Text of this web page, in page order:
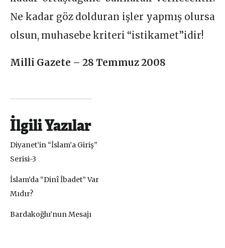
Ne kadar göz dolduran işler yapmış olursa
olsun, muhasebe kriteri “istikamet”idir!
Milli Gazete – 28 Temmuz 2008
İlgili Yazılar
Diyanet’in “İslam’a Giriş”
Serisi-3
İslam’da “Dinî İbadet” Var
Mıdır?
Bardakoğlu’nun Mesajı